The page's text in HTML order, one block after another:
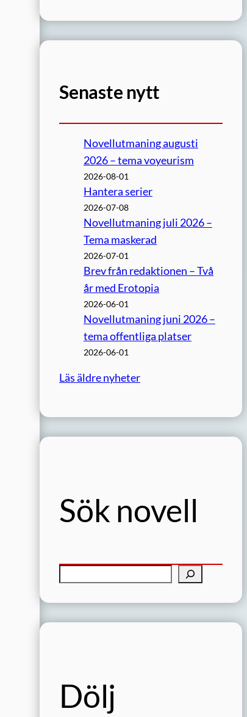
Senaste nytt
Novellutmaning augusti
2026 – tema voyeurism
2026-08-01
Hantera serier
2026-07-08
Novellutmaning juli 2026 –
Tema maskerad
2026-07-01
Brev från redaktionen – Två
år med Erotopia
2026-06-01
Novellutmaning juni 2026 –
tema offentliga platser
2026-06-01
Läs äldre nyheter
Sök novell
k
Dölj